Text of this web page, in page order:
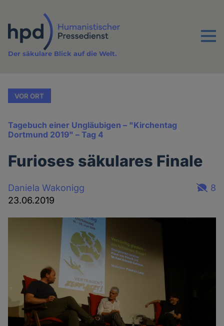
Inhalt
Menu
Der säkulare Blick auf die Welt.
VOR ORT
Tagebuch einer Ungläubigen – "Kirchentag
Dortmund 2019" – Tag 4
Furioses säkulares Finale
Daniela Wakonigg
23.06.2019
8